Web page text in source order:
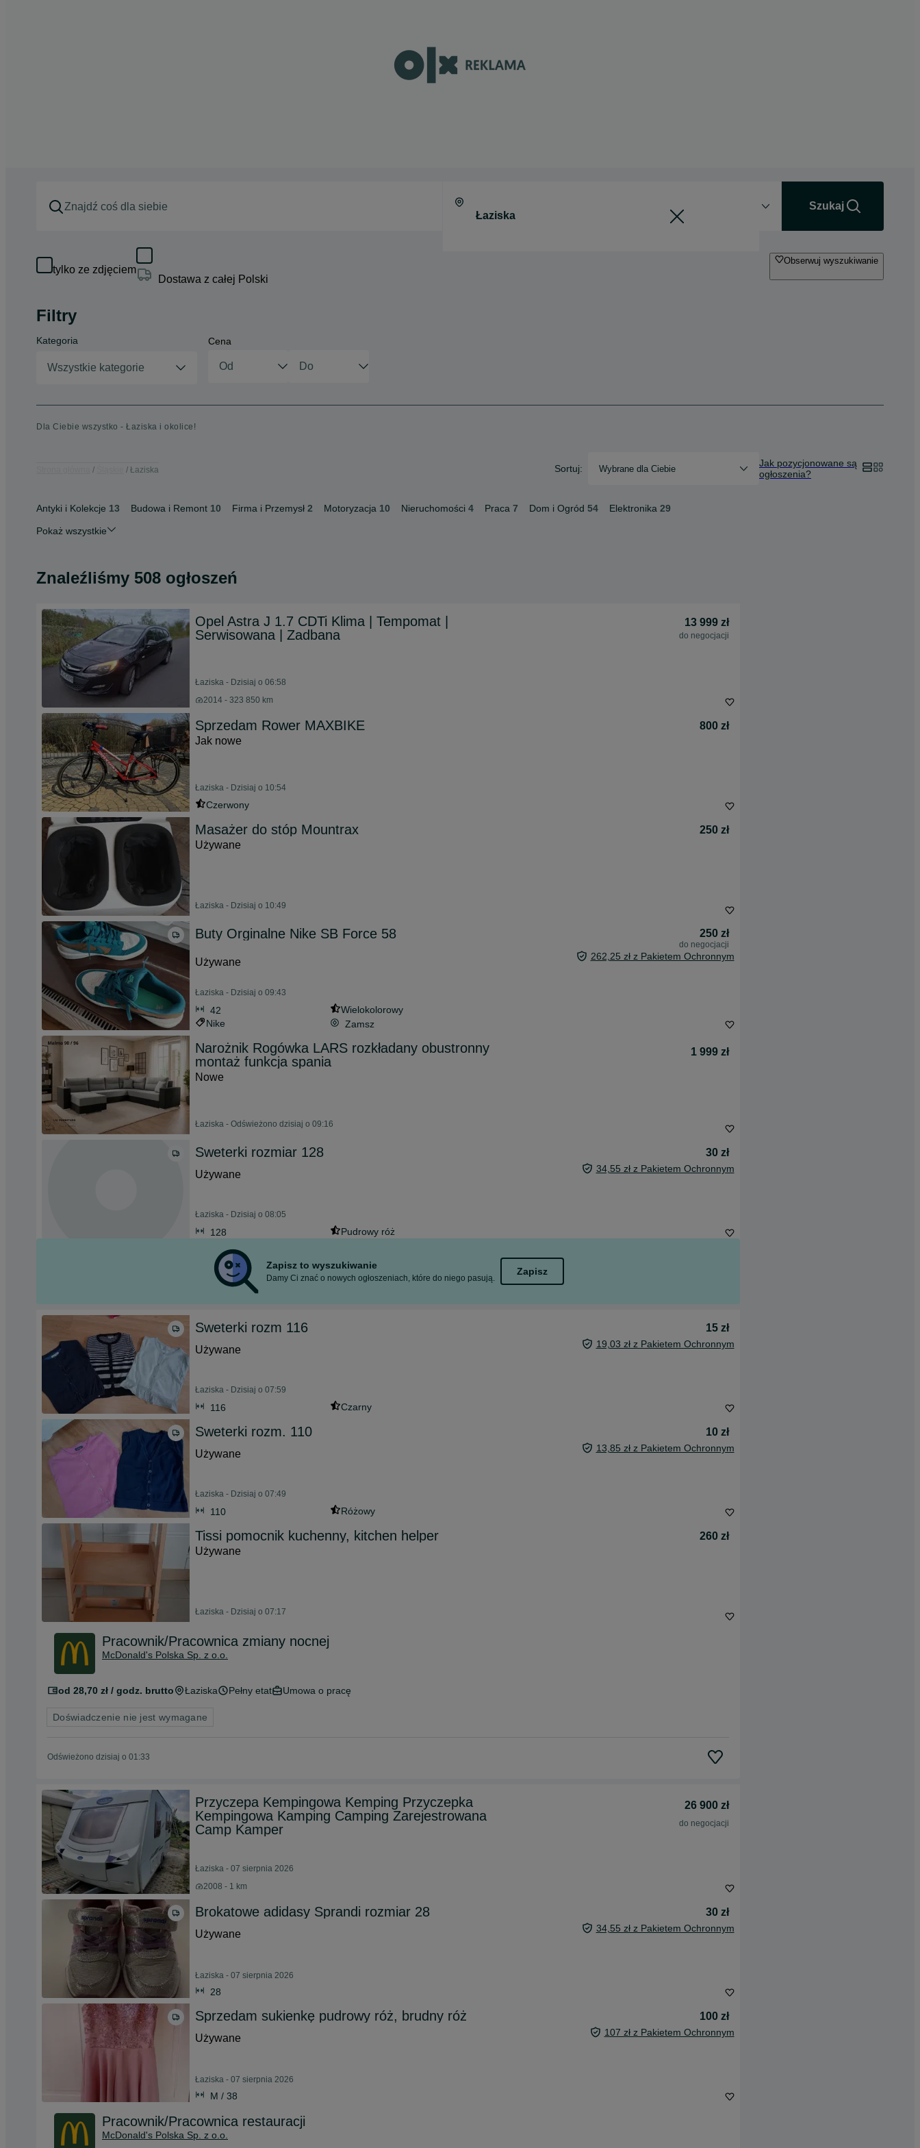
Szukaj
tylko ze zdjęciem
Dostawa z całej Polski
Obserwuj wyszukiwanie
Filtry
Kategoria
Wszystkie kategorie
Cena
Dla Ciebie wszystko - Łaziska i okolice!
Łaziska Sortuj: Wybrane dla Ciebie
Jak pozycjonowane są
ogłoszenia?
Antyki i Kolekcje 13 Budowa i Remont 10 Firma i Przemysł 2 Motoryzacja 10 Nieruchomości 4 Praca 7 Dom i Ogród 54 Elektronika 29
Pokaż wszystkie
Znaleźliśmy 508 ogłoszeń
Opel Astra J 1.7 CDTi Klima | Tempomat |
Serwisowana | Zadbana
13 999 zł
do negocjacji
Łaziska - Dzisiaj o 06:58
2014 - 323 850 km
Sprzedam Rower MAXBIKE
800 zł
Jak nowe
Łaziska - Dzisiaj o 10:54
Czerwony
Masażer do stóp Mountrax
250 zł
Używane
Łaziska - Dzisiaj o 10:49
Buty Orginalne Nike SB Force 58 250 zł
do negocjacji
Używane 262,25 zł z Pakietem Ochronnym
Łaziska - Dzisiaj o 09:43
42
Wielokolorowy
Nike
Zamsz
Narożnik Rogówka LARS rozkładany obustronny
montaż funkcja spania
1 999 zł
Nowe
Łaziska - Odświeżono dzisiaj o 09:16
Sweterki rozmiar 128
30 zł
Używane
34,55 zł z Pakietem Ochronnym
Łaziska - Dzisiaj o 08:05
128 Pudrowy róż
Zapisz to wyszukiwanie
Damy Ci znać o nowych ogłoszeniach, które do niego pasują.
Zapisz
Sweterki rozm 116
15 zł
Używane
19,03 zł z Pakietem Ochronnym
Łaziska - Dzisiaj o 07:59
116 Czarny
Sweterki rozm. 110
10 zł
Używane
13,85 zł z Pakietem Ochronnym
Łaziska - Dzisiaj o 07:49
110 Różowy
Tissi pomocnik kuchenny, kitchen helper
260 zł
Używane
Łaziska - Dzisiaj o 07:17
Pracownik/Pracownica zmiany nocnej
McDonald's Polska Sp. z o.o.
od 28,70 zł / godz. brutto Łaziska Pełny etat Umowa o pracę
Doświadczenie nie jest wymagane
Odświeżono dzisiaj o 01:33
Przyczepa Kempingowa Kemping Przyczepka
Kempingowa Kamping Camping Zarejestrowana
Camp Kamper
26 900 zł
do negocjacji
Łaziska - 07 sierpnia 2026
2008 - 1 km
Brokatowe adidasy Sprandi rozmiar 28
30 zł
Używane
34,55 zł z Pakietem Ochronnym
Łaziska - 07 sierpnia 2026
28
Sprzedam sukienkę pudrowy róż, brudny róż
100 zł
Używane
107 zł z Pakietem Ochronnym
Łaziska - 07 sierpnia 2026
M / 38
Pracownik/Pracownica restauracji
McDonald's Polska Sp. z o.o.